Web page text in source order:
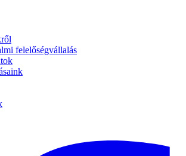
felelőségvállalás